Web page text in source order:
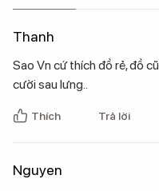
Thanh
Sao Vn cứ thích đồ rẻ, đồ
cười sau lưng..
Thích Trả lời
Nguyen